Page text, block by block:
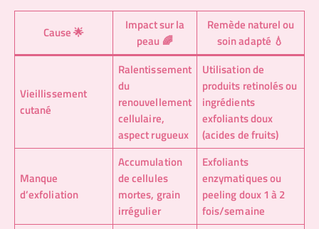
Cause 🌟
Impact sur la
peau 🌈
Remède naturel ou
soin adapté 💧
Vieillissement
cutané
Ralentissement
du
renouvellement
cellulaire,
aspect rugueux
Utilisation de
produits retinolés ou
ingrédients
exfoliants doux
(acides de fruits)
Manque
d’exfoliation
Accumulation
de cellules
mortes, grain
irrégulier
Exfoliants
enzymatiques ou
peeling doux 1 à 2
fois/semaine